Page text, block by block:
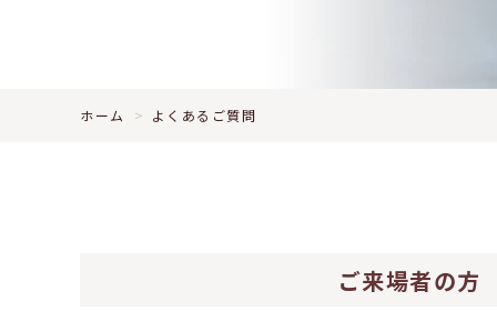
ホーム よくあるご質問
ご来場者の方